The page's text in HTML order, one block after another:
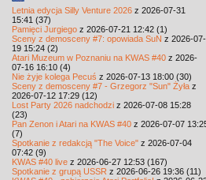
Letnia edycja Silly Venture 2026 z 2026-07-31
15:41 (37)
Pamięci Jurgiego z 2026-07-21 12:42 (1)
Sceny z demosceny #7: opowiada SuN z 2026-07-
19 15:24 (2)
Atari Muzeum w Poznaniu na KWAS #40 z 2026-
07-16 16:10 (4)
Nie żyje kolega Pecuś z 2026-07-13 18:00 (30)
Sceny z demosceny #7 - Grzegorz "Sun" Żyła z
2026-07-12 17:29 (12)
Lost Party 2026 nadchodzi z 2026-07-08 15:28
(23)
Pan Zenon i Atari na KWAS #40 z 2026-07-07
(7)
Spotkanie z redakcją "The Voice" z 2026-07-04
07:42 (9)
KWAS #40 live z 2026-06-27 12:53 (167)
Spotkanie z grupą USSR z 2026-06-26 19:36 (11)